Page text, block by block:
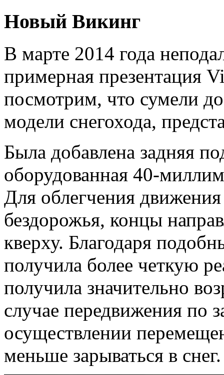
Новый Викинг
В марте 2014 года
примерная презентация
посмотрим, что сумели
модели снегохода,
Была добавлена задняя
оборудованная 40-
Для облегчения
бездорожья, концы
кверху. Благодаря
получила более четкую
получила значительно
случае передвижения по
осуществлении
меньше зарываться в снег.